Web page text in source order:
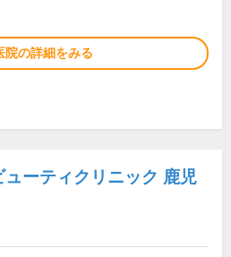
院の詳細をみる
ーティクリニック 鹿児